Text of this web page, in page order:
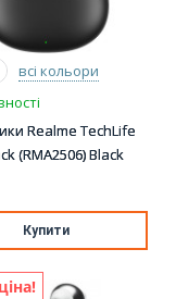
всі кольори
Realme TechLife
(RMA2506) Black
Купити